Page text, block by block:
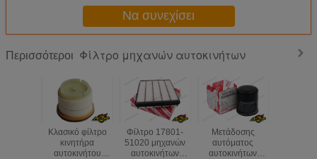
Να συνεχίσει
Περισσότεροι Φίλτρο μηχανών αυτοκινήτων
Κλασικό φίλτρο
κινητήρα
αυτοκινήτου
Φίλτρο 17801-
51020 μηχανών
αυτοκινήτων
Μετάδοσης
αυτόματος
αυτοκινήτων